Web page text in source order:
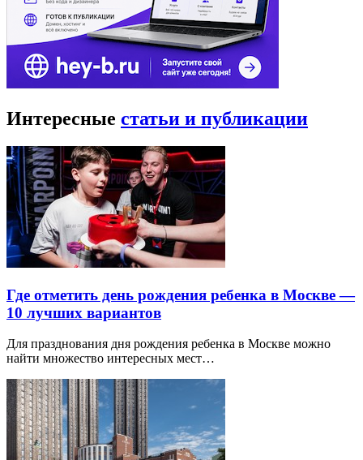
Интересные статьи и публикации
Где отметить день рождения ребенка в Москве —
10 лучших вариантов
Для празднования дня рождения ребенка в Москве можно
найти множество интересных мест…